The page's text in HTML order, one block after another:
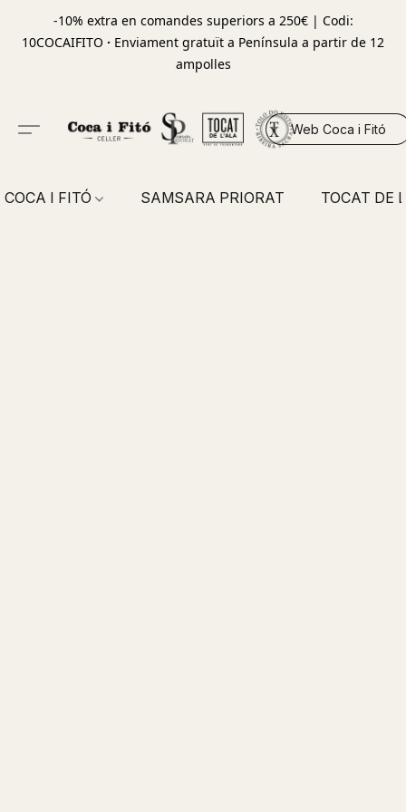
-10% extra en comandes superiors a 250€ | Codi:
10COCAIFITO · Enviament gratuït a Península a partir de 12
ampolles
Web Coca i Fitó
COCA I FITÓ SAMSARA PRIORAT TOCAT DE